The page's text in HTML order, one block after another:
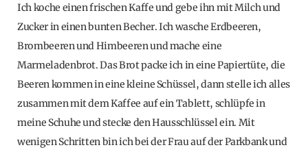
Ich koche einen frischen Kaffe und gebe ihn mit Milch und
Zucker in einen bunten Becher. Ich wasche Erdbeeren,
Brombeeren und Himbeeren und mache eine
Marmeladenbrot. Das Brot packe ich in eine Papiertüte, die
Beeren kommen in eine kleine Schüssel, dann stelle ich alles
zusammen mit dem Kaffee auf ein Tablett, schlüpfe in
meine Schuhe und stecke den Hausschlüssel ein. Mit
wenigen Schritten bin ich bei der Frau auf der Parkbank und